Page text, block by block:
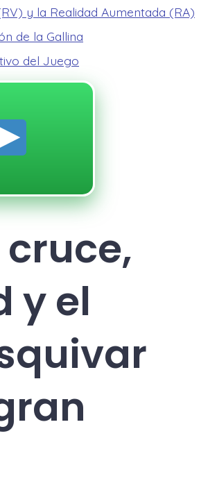
y la Realidad Aumentada (RA)
de la Gallina
del Juego
y el